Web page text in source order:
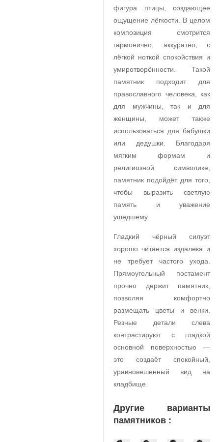
фигура птицы, создающее
ощущение лёгкости. В целом
композиция смотрится
гармонично, аккуратно, с
лёгкой ноткой спокойствия и
умиротворённости. Такой
памятник подходит для
православного человека, как
для мужчины, так и для
женщины, может также
использоваться для бабушки
или дедушки. Благодаря
мягким формам и
религиозной символике,
памятник подойдёт для того,
чтобы выразить светлую
память и уважение
ушедшему.
Гладкий чёрный силуэт
хорошо читается издалека и
не требует частого ухода.
Прямоугольный постамент
прочно держит памятник,
позволяя комфортно
размещать цветы и венки.
Резные детали слева
контрастируют с гладкой
основной поверхностью —
это создаёт спокойный,
уравновешенный вид на
кладбище.
Другие варианты
памятников :